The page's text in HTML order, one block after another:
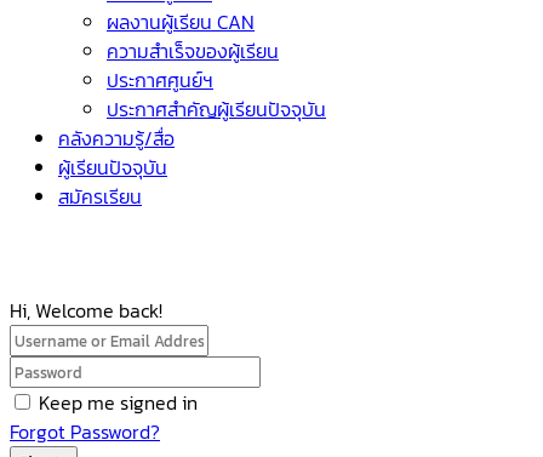
ผลงานผู้เรียน CAN
ความสำเร็จของผู้เรียน
ประกาศศูนย์ฯ
ประกาศสำคัญผู้เรียนปัจจุบัน
คลังความรู้/สื่อ
ผู้เรียนปัจจุบัน
สมัครเรียน
Hi, Welcome back!
Keep me signed in
Forgot Password?